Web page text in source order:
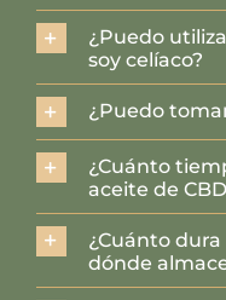
¿Puedo
soy celíaco?
¿Puedo
¿Cuánto
aceite de
¿Cuánto
dónde